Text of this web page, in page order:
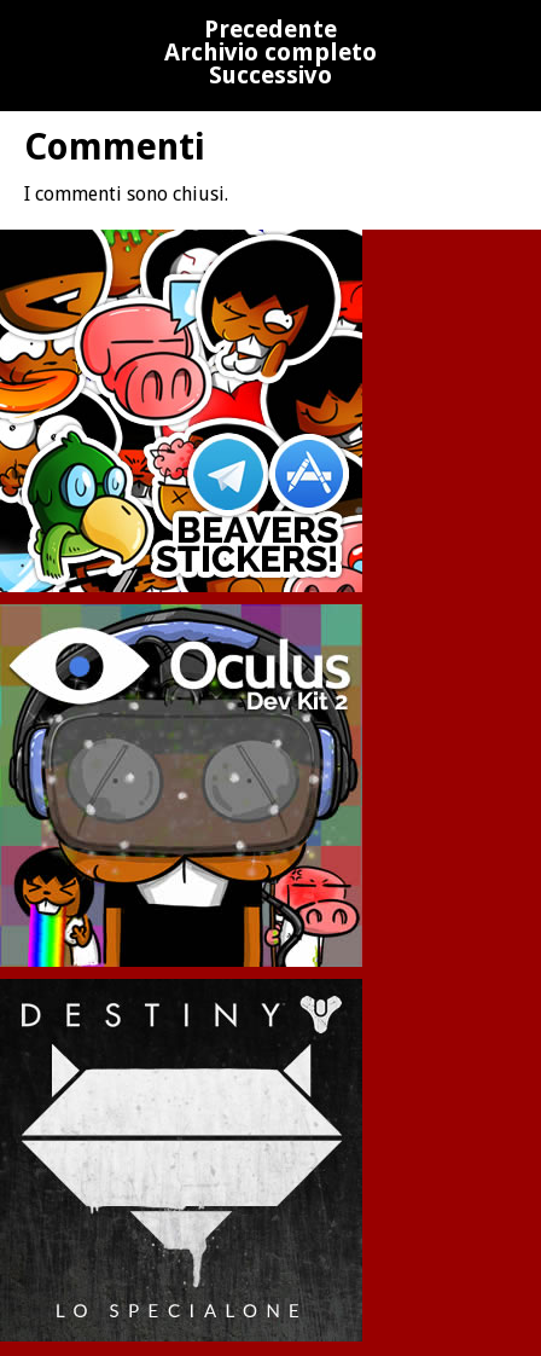
Precedente
Archivio completo
Successivo
Commenti
I commenti sono chiusi.